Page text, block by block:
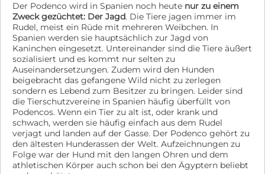
Der Podenco wird in Spanien noch heute nur zu einem
Zweck gezüchtet: Der Jagd. Die Tiere jagen immer im
Rudel, meist ein Rüde mit mehreren Weibchen. In
Spanien werden sie hauptsächlich zur Jagd von
Kaninchen eingesetzt. Untereinander sind die Tiere äußert
sozialisiert und es kommt nur selten zu
Auseinandersetzungen. Zudem wird den Hunden
beigebracht das gefangene Wild nicht zu zerlegen
sondern es Lebend zum Besitzer zu bringen. Leider sind
die Tierschutzvereine in Spanien häufig überfüllt von
Podencos. Wenn ein Tier zu alt ist, oder krank und
schwach, werden sie häufig einfach aus dem Rudel
verjagt und landen auf der Gasse. Der Podenco gehört zu
den ältesten Hunderassen der Welt. Aufzeichnungen zu
Folge war der Hund mit den langen Ohren und dem
athletischen Körper auch schon bei den Ägyptern beliebt